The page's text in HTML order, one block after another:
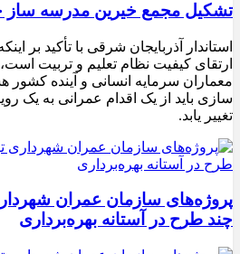
تشکیل مجمع خیرین مدرسه ‌ساز
استاندار آذربایجان شرقی با تأکید بر
ارتقای کیفیت نظام تعلیم و تربیت
معماران سرمایه انسانی و آینده کشور
سازی باید از یک اقدام عمرانی به یک
تغییر یابد.
پروژه‌های سازمان عمران
چند طرح در آستانه بهره‌برداری